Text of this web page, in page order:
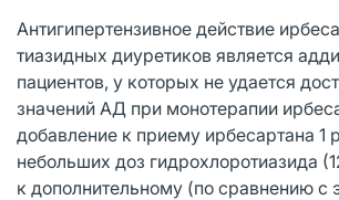
Антигипертензивное действие
тиазидных диуретиков является
пациентов, у которых не удается
значений АД при монотерапии
добавление к приему ирбесартана 1
небольших доз гидрохлоротиазида
к дополнительному (по сравнению с